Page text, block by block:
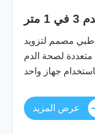
3 في 1 هو جهاز طبي مصمم لتزويد
متعددة لصحة الدم